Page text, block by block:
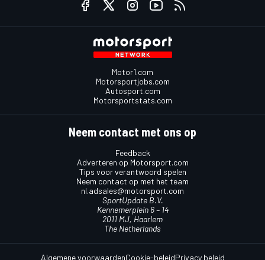
Motor1.com
Motorsportjobs.com
Autosport.com
Motorsportstats.com
Neem contact met ons op
Feedback
Adverteren op Motorsport.com
Tips voor verantwoord spelen
Neem contact op met het team
nl.adsales@motorsport.com
SportUpdate B.V.
Kennemerplein 6 – 14
2011 MJ, Haarlem
The Netherlands
Algemene voorwaardenCookie-beleidPrivacy beleid